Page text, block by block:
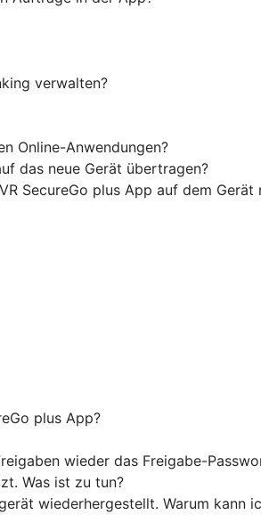
verwalten?
Online-Anwendungen?
das neue Gerät übertragen?
SecureGo plus App auf dem Gerät
plus App?
wieder das Freigabe-
Was ist zu tun?
wiederhergestellt. Warum kann